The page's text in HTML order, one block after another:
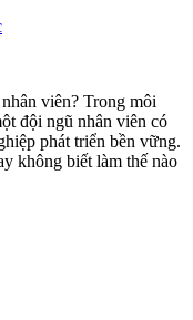
viên? Trong môi
đội ngũ nhân viên có
phát triển bền vững.
không biết làm thế nào